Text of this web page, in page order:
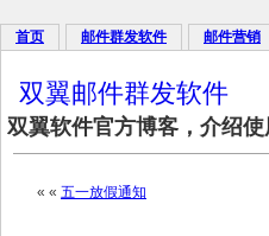
首页 邮件群发软件 邮件营销
双翼邮件群发软件
双翼软件官方博客，介绍
« « 五一放假通知